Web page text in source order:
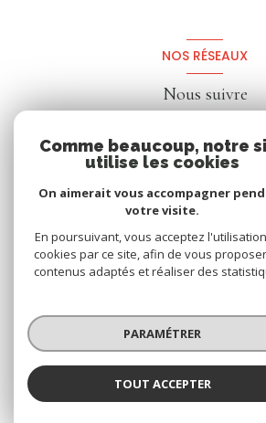
NOS RÉSEAUX
Nous suivre
© 2026 | Tous droits
Nos honoraires
Nos partenaires
Comme beaucoup, notre
utilise les cookies
On aimerait vous accompagner
votre visite.
En poursuivant, vous acceptez
cookies par ce site, afin de vous
contenus adaptés et réaliser des
PARAMÉTRER
TOUT ACCEPTER